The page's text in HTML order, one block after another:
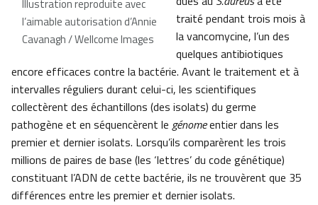
Illustration reproduite avec
l’aimable autorisation d’Annie
Cavanagh / Wellcome Images
traité pendant trois mois à
la vancomycine, l’un des
quelques antibiotiques
encore efficaces contre la bactérie. Avant le traitement et à
intervalles réguliers durant celui-ci, les scientifiques
collectèrent des échantillons (des isolats) du germe
pathogène et en séquencèrent le génomeentier dans les
premier et dernier isolats. Lorsqu’ils comparèrent les trois
millions de paires de base (les ‘lettres’ du code génétique)
constituant l’ADN de cette bactérie, ils ne trouvèrent que 35
différences entre les premier et dernier isolats.